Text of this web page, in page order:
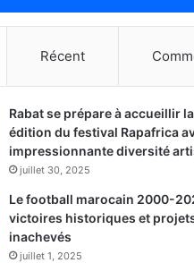
Récent
Rabat se prépare à accueillir
édition du festival Rapafrica
impressionnante diversité
juillet 30, 2025
Le football marocain 2000-
victoires historiques et
inachevés
juillet 1, 2025